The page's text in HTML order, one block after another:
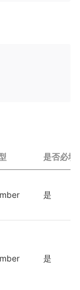
是否必填
是
是